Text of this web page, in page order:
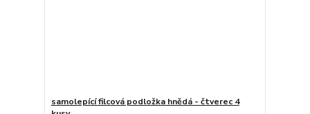
samolepící filcová podložka hnědá - čtverec 4